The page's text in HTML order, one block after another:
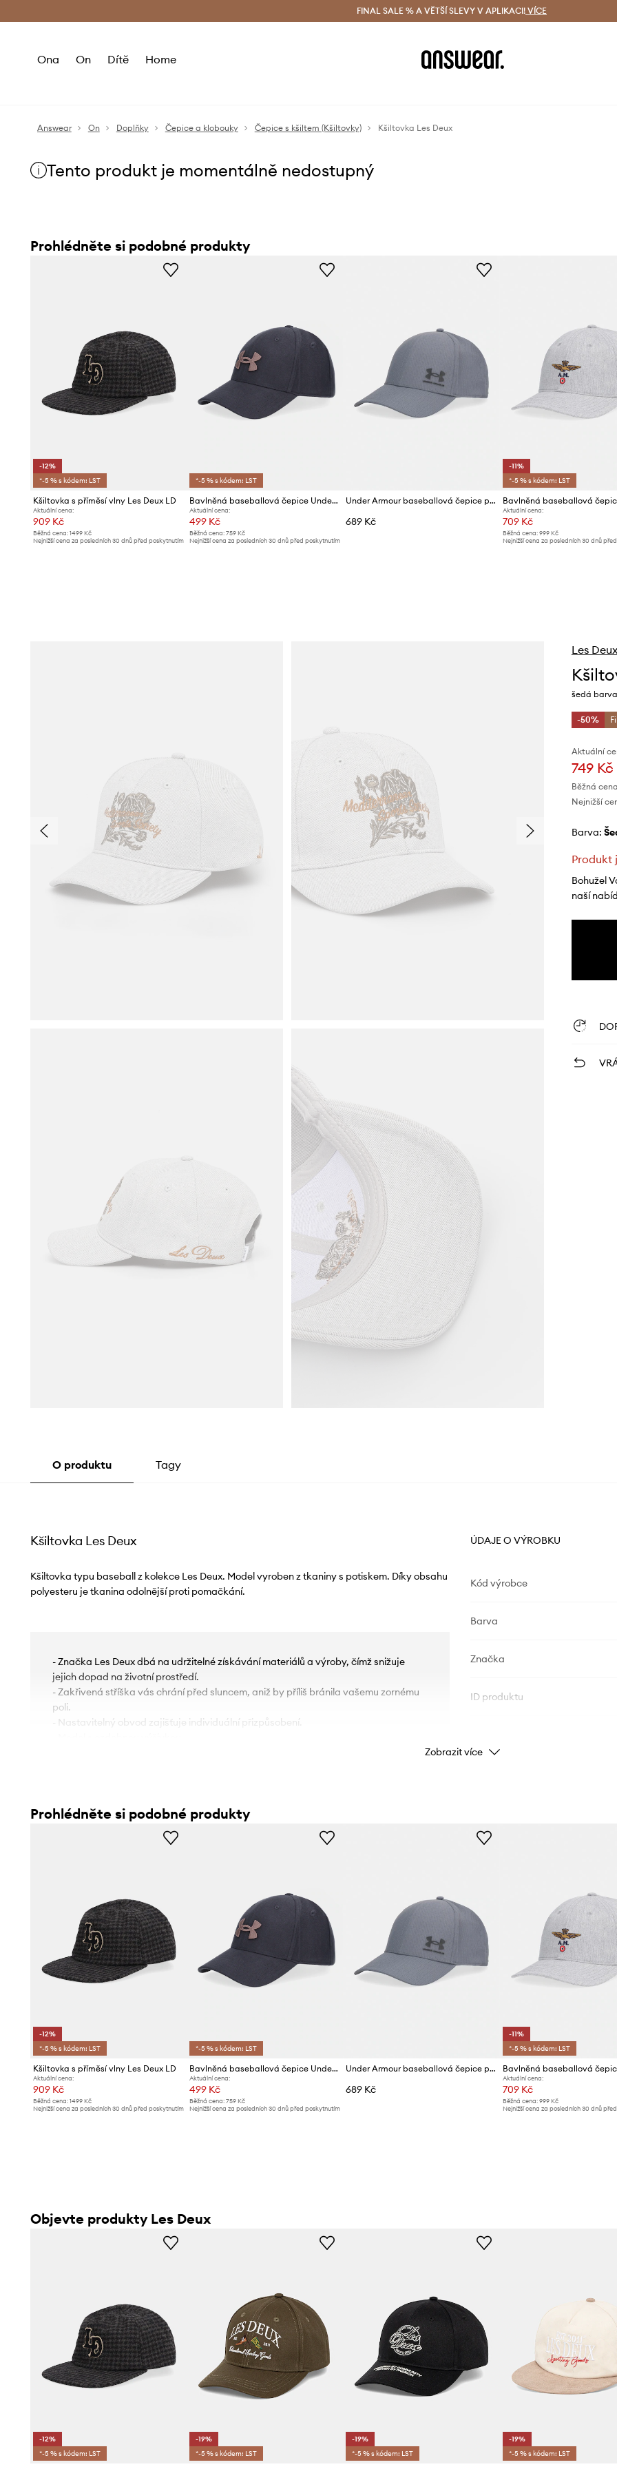
Doručení a vrácení zdarma (od 1800 Kč) Doručení i do 24 h
FINAL SALE % A VĚTŠÍ SLEVY V APLIKACI! VÍCE
Ona On Dítě Home
Answear On Doplňky Čepice a klobouky Čepice s kšiltem (Kšiltovky) Kšiltovka Les Deux
Tento produkt je momentálně nedostupný
Prohlédněte si podobné produkty
-12%
*-5 % s kódem: LST
Kšiltovka s příměsí vlny Les Deux LD
Aktuální cena:
909 Kč
Běžná cena: 1499 Kč
Nejnižší cena za posledních 30 dnů před poskytnutím
*-5 % s kódem: LST
Bavlněná baseballová čepice Under Armour
Aktuální cena:
499 Kč
Běžná cena:759 Kč
Nejnižší cena za posledních 30 dnů před poskytnutím
Under Armour baseballová čepice pánská
689 Kč
-11%
*-5 % s kódem: LST
Aktuální cena:
709 Kč
Běžná cena: 999 Kč
Nejnižší cena za posledních 30 dnů
Les Deux
šedá
-50%
Aktuální
749 Kč
Běžná
Nejnižší
Barva:
Produkt
Bohužel
naší
O produktu Tagy
Kšiltovka Les Deux
Kšiltovka typu baseball z kolekce Les Deux. Model vyroben z tkaniny s potiskem. Díky obsahu
polyesteru je tkanina odolnější proti pomačkání.
- Značka Les Deux dbá na udržitelné získávání materiálů a výroby, čímž snižuje
jejich dopad na životní prostředí.
- Zakřivená stříška vás chrání před sluncem, aniž by příliš bránila vašemu zornému
poli.
- Nastavitelný obvod zajišťuje individuální přizpůsobení.
ÚDAJE O VÝROBKU
Kód výrobce
Barva
Značka
ID produktu
Zobrazit více
Prohlédněte si podobné produkty
-12%
*-5 % s kódem: LST
Kšiltovka s příměsí vlny Les Deux LD
Aktuální cena:
909 Kč
Běžná cena: 1499 Kč
Nejnižší cena za posledních 30 dnů před poskytnutím
*-5 % s kódem: LST
Bavlněná baseballová čepice Under Armour
Aktuální cena:
499 Kč
Běžná cena:759 Kč
Nejnižší cena za posledních 30 dnů před poskytnutím
Under Armour baseballová čepice pánská
689 Kč
-11%
*-5 % s kódem: LST
Aktuální cena:
709 Kč
Běžná cena: 999 Kč
Nejnižší cena za posledních 30 dnů
Objevte produkty Les Deux
-12%
*-5 % s kódem: LST
-19%
*-5 % s kódem: LST
-19%
*-5 % s kódem: LST
-19%
*-5 % s kódem: LST